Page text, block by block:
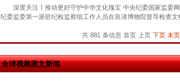
深度关注丨推动更好守护中华文化瑰宝 中央纪委国家监委
纪委监委第一派驻纪检监察组工作人员在良渚博物院督导检查
共 881 条信息 首页 上页 下页 末页
全球视频图文新闻
网上购药对药下症？